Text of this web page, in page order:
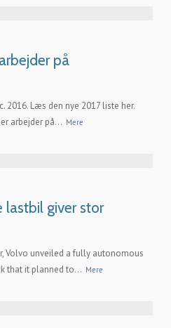
på
2016. Læs den nye 2017 liste her.
arbejder på... Mere
lastbil giver stor
Volvo unveiled a fully autonomous
that it planned to... Mere